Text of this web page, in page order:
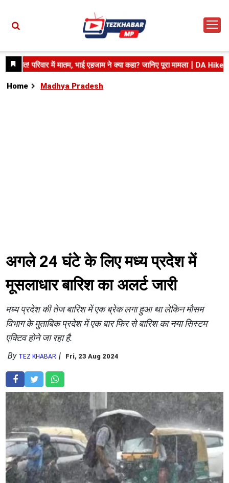
Home Madhya Pradesh
अगले 24 घंटे के लिए मध्य प्रदेश में
मूसलाधार बारिश का अलर्ट जारी
मध्य प्रदेश की तेज बारिश में एक ब्रेक लगा हुआ था लेकिन मौसम
विभाग के मुताबिक प्रदेश में एक बार फिर से बारिश का नया सिस्टम
एक्टिव होने जा रहा है.
By TEZ KHABAR Fri, 23 Aug 2024